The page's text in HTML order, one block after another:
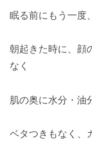
眠る前にもう一度
朝起きた時に、顔
なく
肌の奥に水分・油
ベタつきもなく、